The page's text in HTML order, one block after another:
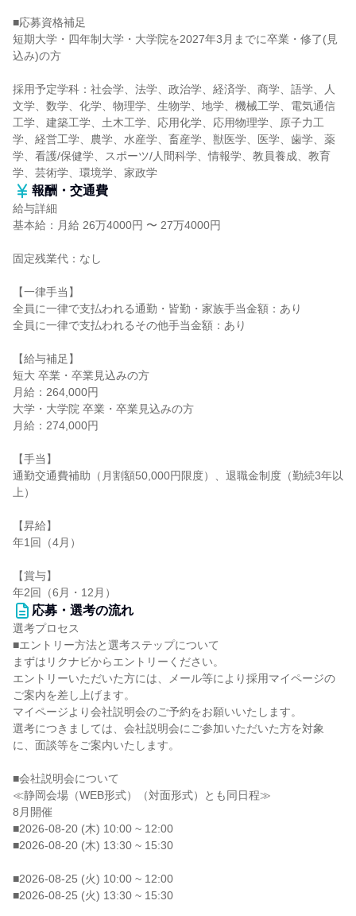
■応募資格補足
短期大学・四年制大学・大学院を2027年3月までに卒業・修了(見
込み)の方
採用予定学科：社会学、法学、政治学、経済学、商学、語学、人
文学、数学、化学、物理学、生物学、地学、機械工学、電気通信
工学、建築工学、土木工学、応用化学、応用物理学、原子力工
学、経営工学、農学、水産学、畜産学、獣医学、医学、歯学、薬
学、看護/保健学、スポーツ/人間科学、情報学、教員養成、教育
学、芸術学、環境学、家政学
報酬・交通費
給与詳細
基本給：月給 26万4000円 〜 27万4000円
固定残業代：なし
【一律手当】
全員に一律で支払われる通勤・皆勤・家族手当金額：あり
全員に一律で支払われるその他手当金額：あり
【給与補足】
短大 卒業・卒業見込みの方
月給：264,000円
大学・大学院 卒業・卒業見込みの方
月給：274,000円
【手当】
通勤交通費補助（月割額50,000円限度）、退職金制度（勤続3年以
上）
【昇給】
年1回（4月）
【賞与】
年2回（6月・12月）
応募・選考の流れ
選考プロセス
■エントリー方法と選考ステップについて
まずはリクナビからエントリーください。
エントリーいただいた方には、メール等により採用マイページの
ご案内を差し上げます。
マイページより会社説明会のご予約をお願いいたします。
選考につきましては、会社説明会にご参加いただいた方を対象
に、面談等をご案内いたします。
■会社説明会について
≪静岡会場（WEB形式）（対面形式）とも同日程≫
8月開催
■2026-08-20 (木) 10:00 ~ 12:00
■2026-08-20 (木) 13:30 ~ 15:30
■2026-08-25 (火) 10:00 ~ 12:00
■2026-08-25 (火) 13:30 ~ 15:30